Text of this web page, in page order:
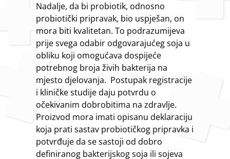
Nadalje, da bi probiotik, odnosno
probiotički pripravak, bio uspješan, on
mora biti kvalitetan. To podrazumijeva
prije svega odabir odgovarajućeg soja u
obliku koji omogućava dospijeće
potrebnog broja živih bakterija na
mjesto djelovanja. Postupak registracije
i kliničke studije daju potvrdu o
očekivanim dobrobitima na zdravlje.
Proizvod mora imati opisanu deklaraciju
koja prati sastav probiotičkog pripravka i
potvrđuje da se sastoji od dobro
definiranog bakterijskog soja ili sojeva